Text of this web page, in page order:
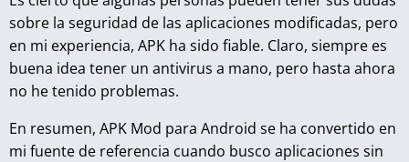
sobre la seguridad de las aplicaciones modificadas, pero
en mi experiencia, APK ha sido fiable. Claro, siempre es
buena idea tener un antivirus a mano, pero hasta ahora
no he tenido problemas.
En resumen, APK Mod para Android se ha convertido en
mi fuente de referencia cuando busco aplicaciones sin